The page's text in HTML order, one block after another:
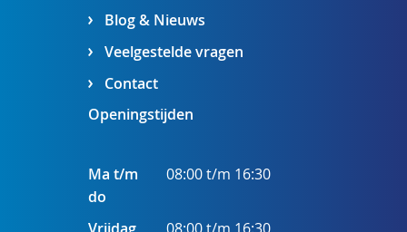
Blog & Nieuws
Veelgestelde vragen
Contact
Openingstijden
Ma t/m
do
08:00 t/m 16:30